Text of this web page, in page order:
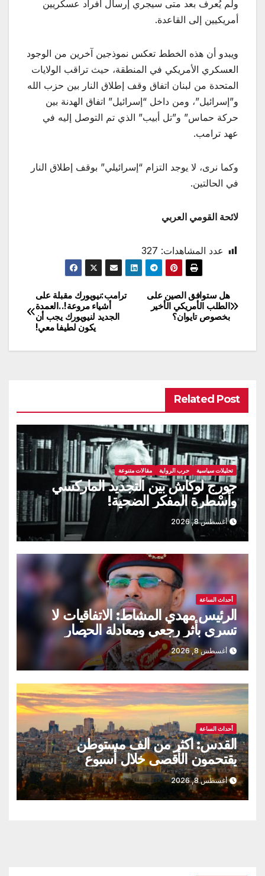
ولم يُعرف بعد متى سيجري إرسال أفراد عسكريين
أمريكيين إلى القاعدة.
ويبدو أن هذه الخطط تعكس نموذجين آخرين من الوجود
العسكري الأمريكي في المنطقة، حيث تراقب الولايات
المتحدة من لبنان اتفاق وقف إطلاق النار بين حزب الله
و”إسرائيل”، ومن داخل “إسرائيل” اتفاق الهدنة بين
حركة حماس” و”تل أبيب” الذي تم التوصل إليه في
عهد ترامب.
وكما نرى، لا يوجد التزام “إسرائيلي” بوقف إطلاق النار
في الحالتين.
لائحة القومي العربي
عدد المشاهدات: 327
تصفّح
المقالات
ترامب:نيويورك مقبلة على
أشياء مروعة!..العمدة
الجديد لنيويورك يجب أن
يكون لطيفا معي!
هل ستوافق الصين على
الطلب الأمريكي الأخير
بخصوص تايوان؟
Related Post
تحليلات سياسية حرب الرواية مقالات متنوعة
جورج لوكاش بين التجديد الماركسي
وأسْطرة المفكر الضحية!
أغسطس 8, 2026
أحداث الساعة
الرئيس مهدي المشاط: الاتفاقيات لا
تسري بأثر رجعي ومعادلة الحصار
بالحصار مستمرة حتى تحقق أهدافها
أغسطس 8, 2026
أحداث الساعة
القدس: أكثر من ألف مستوطن
يقتحمون الأقصى خلال أسبوع
أغسطس 8, 2026